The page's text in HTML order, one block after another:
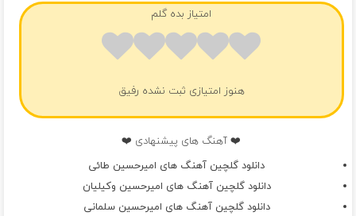
امتیاز بده گلم
هنوز امتیازی ثبت نشده رفیق
❤️ آهنگ های پیشنهادی ❤️
دانلود گلچین آهنگ های امیرحسین طائی
دانلود گلچین آهنگ های امیرحسین وکیلیان
دانلود گلچین آهنگ های امیرحسین سلمانی